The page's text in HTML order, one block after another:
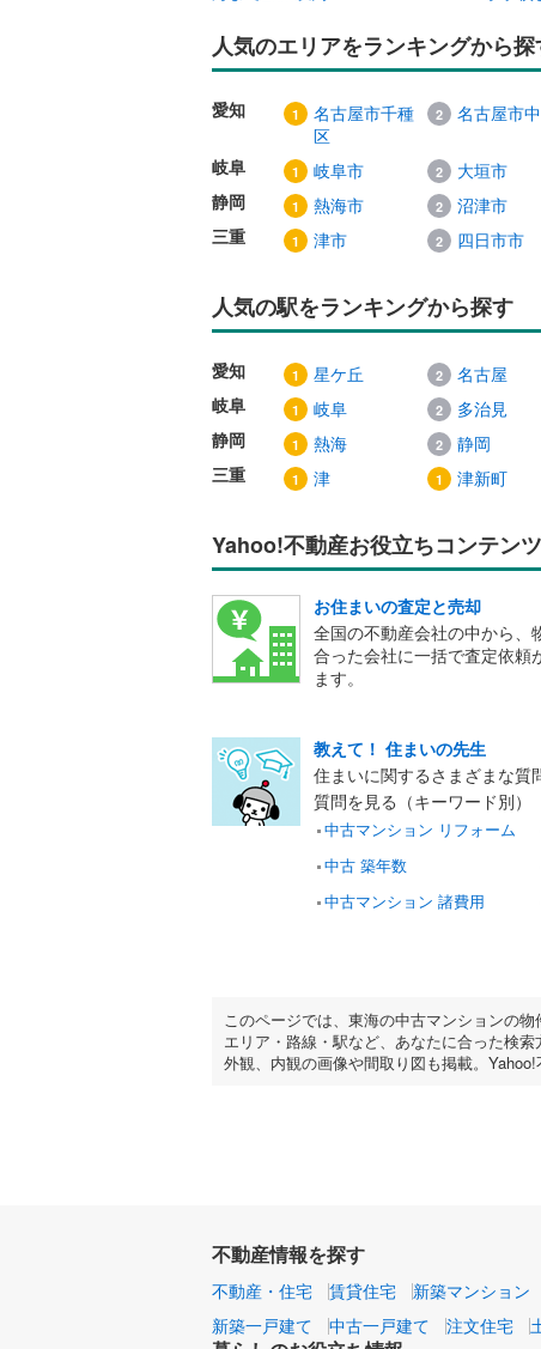
人気のエリアをランキングから探
愛知
名古屋市千種
区
名古屋市
岐阜 岐阜市 大垣市
静岡
熱海市 沼津市
三重
津市 四日市市
人気の駅をランキングから探す
愛知 星ケ丘 名古屋
岐阜
岐阜 多治見
静岡
熱海 静岡
三重
津 津新町
Yahoo!不動産お役立ちコンテンツ
お住まいの査定と売却
全国の不動産会社の中から、
合った会社に一括で査定依頼
ます。
教えて！ 住まいの先生
住まいに関するさまざまな質
質問を見る（キーワード別）
中古マンション リフォーム
中古 築年数
中古マンション 諸費用
このページでは、東海の中古マンションの物
エリア・路線・駅など、あなたに合った検
外観、内観の画像や間取り図も掲載。
不動産情報を探す
不動産・住宅 賃貸住宅 新築マンション
新築一戸建て
中古一戸建て 注文住宅